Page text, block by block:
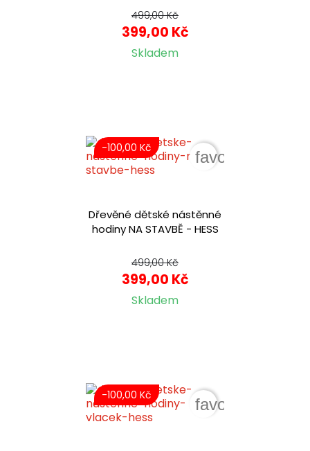
499,00 Kč
399,00 Kč
Skladem
Dřevěné dětské nástěnné
hodiny NA STAVBĚ - HESS
499,00 Kč
399,00 Kč
Skladem
-100,00 Kč
favorite_border
-100,00 Kč
favorite_border